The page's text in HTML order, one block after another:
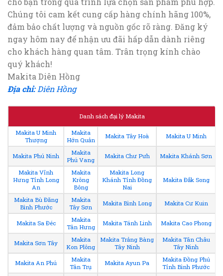
Chúng tôi cam kết cung cấp hàng chính hãng 100%,
đảm bảo chất lượng và nguồn gốc rõ ràng. Đăng ký
ngay hôm nay để nhận ưu đãi hấp dẫn dành riêng
cho khách hàng quan tâm. Trân trọng kính chào
quý khách!
Makita Diên Hồng
Địa chỉ: Diên Hồng
Danh sách đại lý Makita
Makita U Minh
Thượng
Makita
Hớn Quản
Makita Tây Hoà Makita U Minh
Makita Phú Ninh
Makita
Phú Vang
Makita Chư Pưh Makita Khánh Sơn
Makita Vĩnh
Hưng Tỉnh Long
An
Makita
Krông
Bông
Makita Long
Khánh Tỉnh Đồng
Nai
Makita Đắk Song
Makita Bù Đăng
Bình Phước
Makita
Tây Sơn
Makita Bình Long Makita Cư Kuin
Makita Sa Đéc
Makita
Tân Hưng
Makita Tánh Linh Makita Cao Phong
Makita Sơn Tây
Makita
Kon Plông
Makita Trảng Bàng
Tây Ninh
Makita Tân Châu
Tây Ninh
Makita An Phú
Makita
Tân Trụ
Makita Ayun Pa
Makita Đồng Phú
Tỉnh Bình Phước